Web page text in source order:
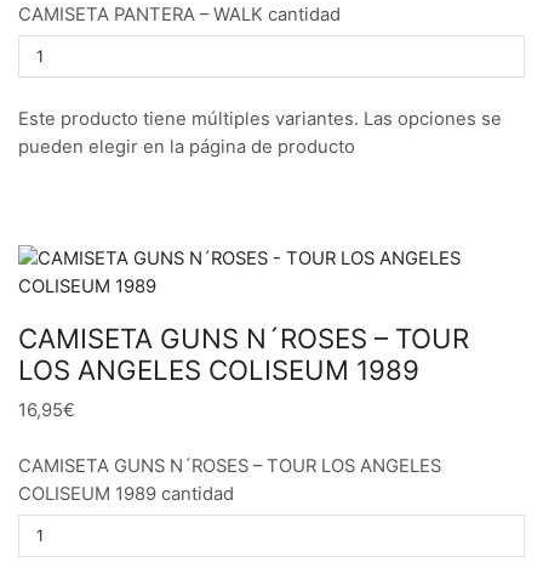
CAMISETA PANTERA – WALK cantidad
Este producto tiene múltiples variantes. Las opciones se
pueden elegir en la página de producto
CAMISETA GUNS N´ROSES – TOUR
LOS ANGELES COLISEUM 1989
16,95€
CAMISETA GUNS N´ROSES – TOUR LOS ANGELES
COLISEUM 1989 cantidad